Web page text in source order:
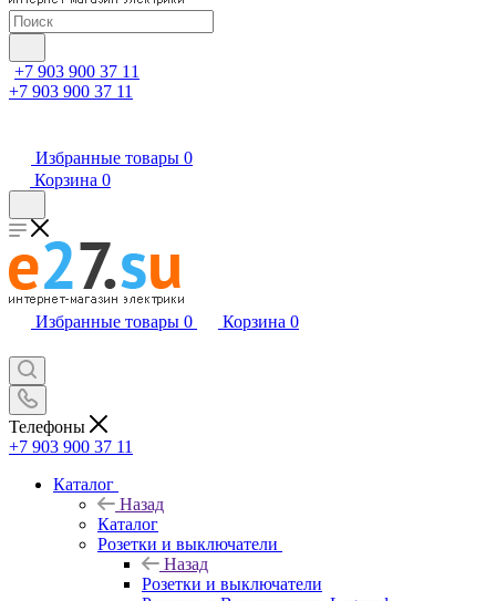
+7 903 900 37 11
+7 903 900 37 11
Избранные товары 0
Корзина 0
Избранные товары 0 Корзина 0
Телефоны
+7 903 900 37 11
Каталог
Назад
Каталог
Розетки и выключатели
Назад
Розетки и выключатели